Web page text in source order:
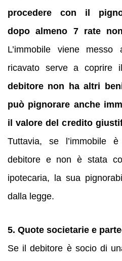
procedere con il
dopo almeno 7 rate
L’immobile viene
ricavato serve a coprire
debitore non ha altri
può pignorare anche
il valore del credito
Tuttavia, se l’immobile
debitore e non è stata
ipotecaria, la sua
dalla legge.
5. Quote societarie e
Se il debitore è socio di